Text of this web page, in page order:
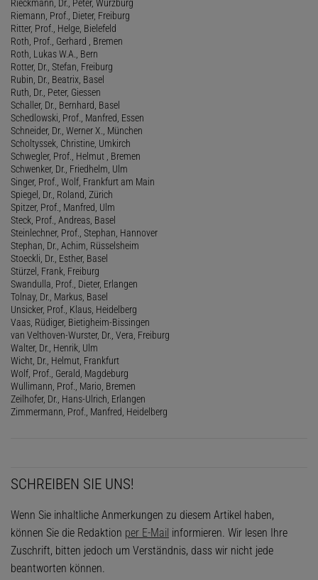
Rieckmann, Dr., Peter, Würzburg
Riemann, Prof., Dieter, Freiburg
Ritter, Prof., Helge, Bielefeld
Roth, Prof., Gerhard , Bremen
Roth, Lukas W.A., Bern
Rotter, Dr., Stefan, Freiburg
Rubin, Dr., Beatrix, Basel
Ruth, Dr., Peter, Giessen
Schaller, Dr., Bernhard, Basel
Schedlowski, Prof., Manfred, Essen
Schneider, Dr., Werner X., München
Scholtyssek, Christine, Umkirch
Schwegler, Prof., Helmut , Bremen
Schwenker, Dr., Friedhelm, Ulm
Singer, Prof., Wolf, Frankfurt am Main
Spiegel, Dr., Roland, Zürich
Spitzer, Prof., Manfred, Ulm
Steck, Prof., Andreas, Basel
Steinlechner, Prof., Stephan, Hannover
Stephan, Dr., Achim, Rüsselsheim
Stoeckli, Dr., Esther, Basel
Stürzel, Frank, Freiburg
Swandulla, Prof., Dieter, Erlangen
Tolnay, Dr., Markus, Basel
Unsicker, Prof., Klaus, Heidelberg
Vaas, Rüdiger, Bietigheim-Bissingen
van Velthoven-Wurster, Dr., Vera, Freiburg
Walter, Dr., Henrik, Ulm
Wicht, Dr., Helmut, Frankfurt
Wolf, Prof., Gerald, Magdeburg
Wullimann, Prof., Mario, Bremen
Zeilhofer, Dr., Hans-Ulrich, Erlangen
Zimmermann, Prof., Manfred, Heidelberg
SCHREIBEN SIE UNS!
Wenn Sie inhaltliche Anmerkungen zu diesem Artikel haben,
können Sie die Redaktion per E-Mail informieren. Wir lesen Ihre
Zuschrift, bitten jedoch um Verständnis, dass wir nicht jede
beantworten können.